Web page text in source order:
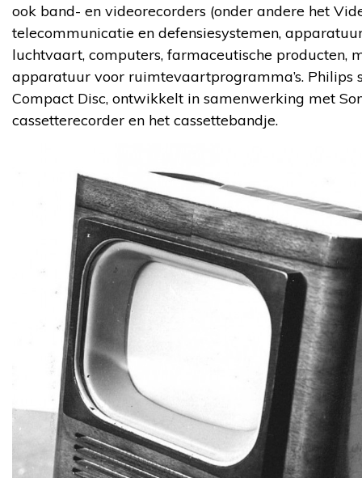
ook band- en videorecorders (onder andere het
telecommunicatie en defensiesystemen,
luchtvaart, computers, farmaceutische producten,
apparatuur voor ruimtevaartprogramma’s. Philips
Compact Disc, ontwikkelt in samenwerking met
cassetterecorder en het cassettebandje.